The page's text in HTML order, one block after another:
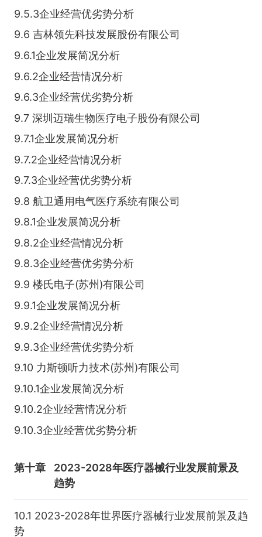
9.5.3企业经营优劣势分析
9.6 吉林领先科技发展股份有限公司
9.6.1企业发展简况分析
9.6.2企业经营情况分析
9.6.3企业经营优劣势分析
9.7 深圳迈瑞生物医疗电子股份有限公司
9.7.1企业发展简况分析
9.7.2企业经营情况分析
9.7.3企业经营优劣势分析
9.8 航卫通用电气医疗系统有限公司
9.8.1企业发展简况分析
9.8.2企业经营情况分析
9.8.3企业经营优劣势分析
9.9 楼氏电子(苏州)有限公司
9.9.1企业发展简况分析
9.9.2企业经营情况分析
9.9.3企业经营优劣势分析
9.10 力斯顿听力技术(苏州)有限公司
9.10.1企业发展简况分析
9.10.2企业经营情况分析
9.10.3企业经营优劣势分析
第十章
2023-2028年医疗器械行业发展前景及
趋势
10.1 2023-2028年世界医疗器械行业发展前景及趋
势